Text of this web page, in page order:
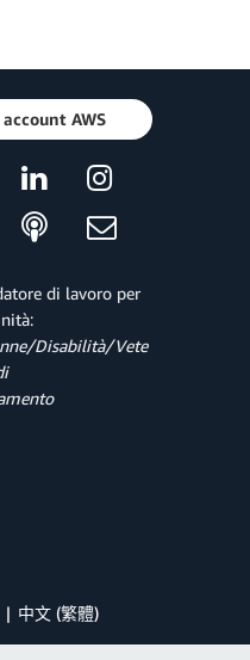
AWS
di lavoro per
Disabilità/Vete
中文 (繁體)